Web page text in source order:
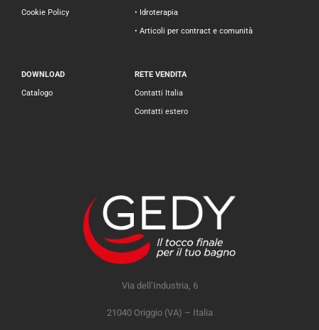
Cookie Policy
• Idroterapia
• Articoli per contract e comunità
DOWNLOAD
Catalogo
RETE VENDITA
Contatti Italia
Contatti estero
Via dell’Industria, 6
21040 Origgio (VA) – Italia